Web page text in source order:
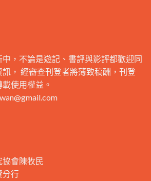
，不論是遊記、書評與影評都歡迎同
， 經審查刊登者將薄致稿酬，刊登
使用權益。
協會陳牧民
分行